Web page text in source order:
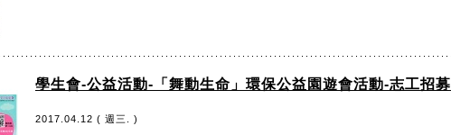
學生會-公益活動-「舞動生命」環保公益園遊會活動-志工招募
2017.04.12 ( 週三. )